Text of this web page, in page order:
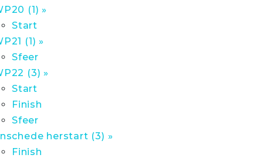
(1) »
Start
(1) »
Sfeer
(3) »
Start
Finish
Sfeer
herstart (3) »
Finish